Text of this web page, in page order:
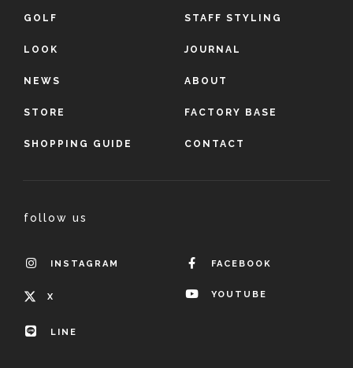
GOLF STAFF STYLING
LOOK JOURNAL
NEWS ABOUT
STORE FACTORY BASE
SHOPPING GUIDE CONTACT
follow us
INSTAGRAM FACEBOOK
X YOUTUBE
LINE